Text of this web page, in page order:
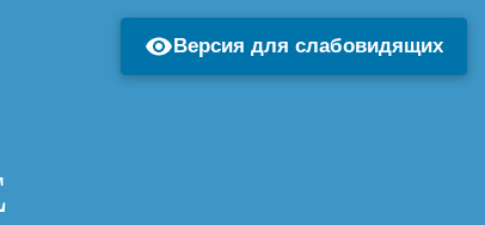
Версия для слабовидящих